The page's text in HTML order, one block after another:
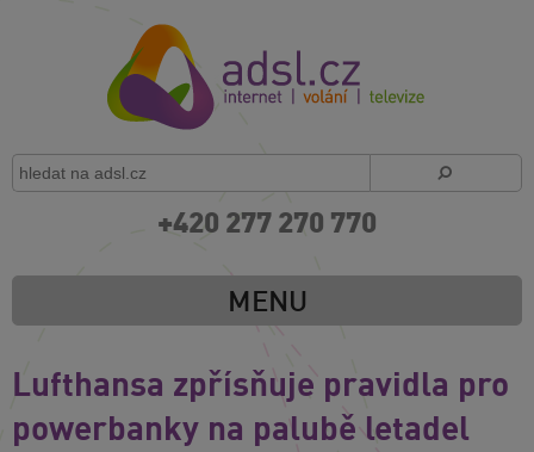
+420 277 270 770
MENU
Lufthansa zpřísňuje pravidla pro
powerbanky na palubě letadel